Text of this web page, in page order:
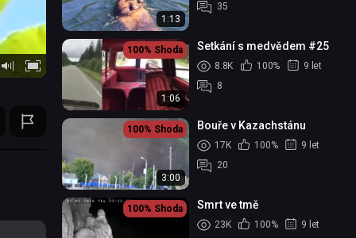
1:13
35
100% Shoda
1:06
Setkání s medvědem #25
8.8K 100%
9 let
8
100% Shoda
3:00
Bouře v Kazachstánu
17K 100%
9 let
20
100% Shoda Smrt ve tmě
23K 100%
9 let